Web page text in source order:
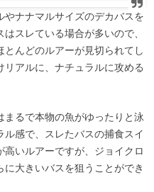
やナナマルサイズのデカバスを
スレている場合が多いので、
んどのルアーが見切られてし
リアルに、ナチュラルに攻める
まるで本物の魚がゆったりと泳
感で、スレたバスの捕食スイ
いルアーですが、ジョイクロ
大きいバスを狙うことができ